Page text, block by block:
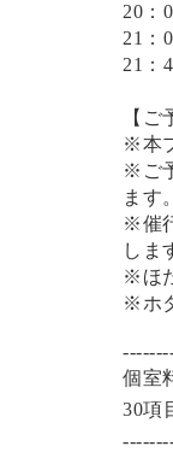
20：
21：
21：
【
※本
※ご
ます。
※催
しま
※ほ
※ホ
個室
30項